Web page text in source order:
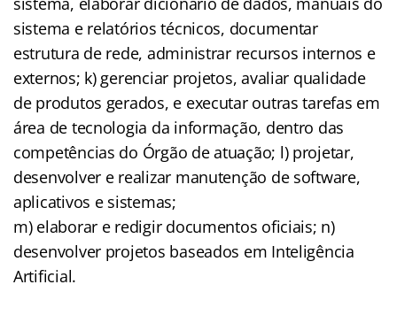
sistema e relatórios técnicos, documentar
estrutura de rede, administrar recursos internos e
externos; k) gerenciar projetos, avaliar qualidade
de produtos gerados, e executar outras tarefas em
área de tecnologia da informação, dentro das
competências do Órgão de atuação; l) projetar,
desenvolver e realizar manutenção de software,
aplicativos e sistemas;
m) elaborar e redigir documentos oficiais; n)
desenvolver projetos baseados em Inteligência
Artificial.